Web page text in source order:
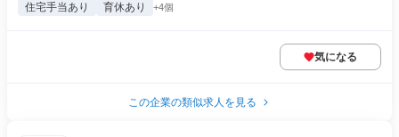
住宅手当あり 育休あり +4個
気になる
この企業の類似求人を見る